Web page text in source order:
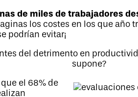
de miles de trabajadores
los costes en los que año
podrían evitar¡
del detrimento en
supone?
el 68% de